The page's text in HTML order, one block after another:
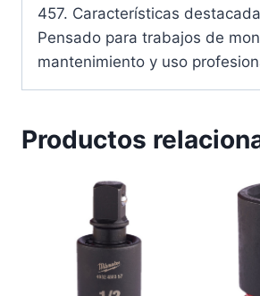
457. Características
Pensado para trabajos de
mantenimiento y uso
Productos